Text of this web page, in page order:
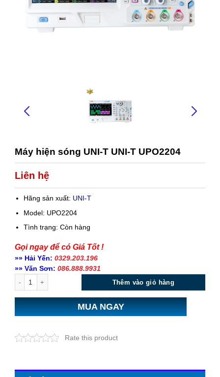
Máy hiện sóng UNI-T UNI-T UPO2204
Liên hệ
Hãng sản xuất: UNI-T
Model: UPO2204
Tình trạng: Còn hàng
Gọi ngay để có Giá Tốt !
»» Hải Yến: 0329.203.196
»» Văn Sơn: 086.888.9931
Thêm vào giỏ hàng
MUA NGAY
Rate this product